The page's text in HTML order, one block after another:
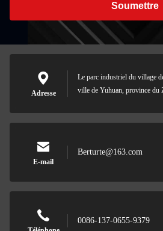
Soumettre
Adresse
Le parc industriel du village
ville de Yuhuan, province du
E-mail
Berturte@163.com
0086-137-0655-9379